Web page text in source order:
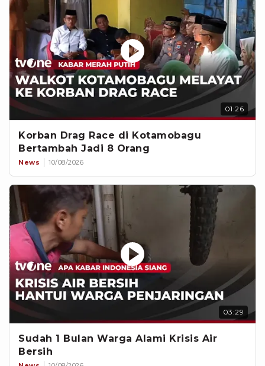
01:26
Korban Drag Race di Kotamobagu
Bertambah Jadi 8 Orang
News 10/08/2026
03:29
Sudah 1 Bulan Warga Alami Krisis Air
Bersih